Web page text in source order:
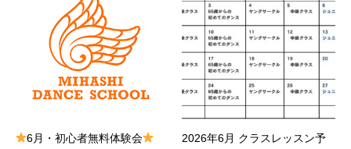
6月・初心者無料体験会
2026年6月 クラスレッスン予